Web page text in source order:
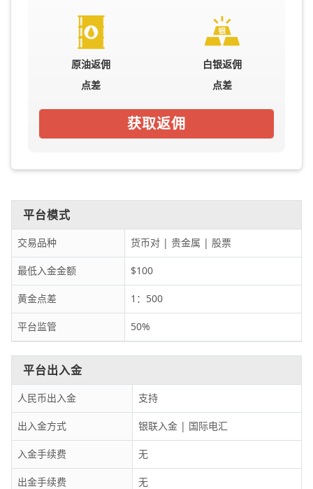
原油返佣
点差
白银返佣
点差
获取返佣
平台模式
交易品种 货币对 | 贵金属 | 股票
最低入金金额 $100
黄金点差 1：500
平台监管 50%
平台出入金
人民币出入金 支持
出入金方式 银联入金 | 国际电汇
入金手续费 无
出金手续费 无